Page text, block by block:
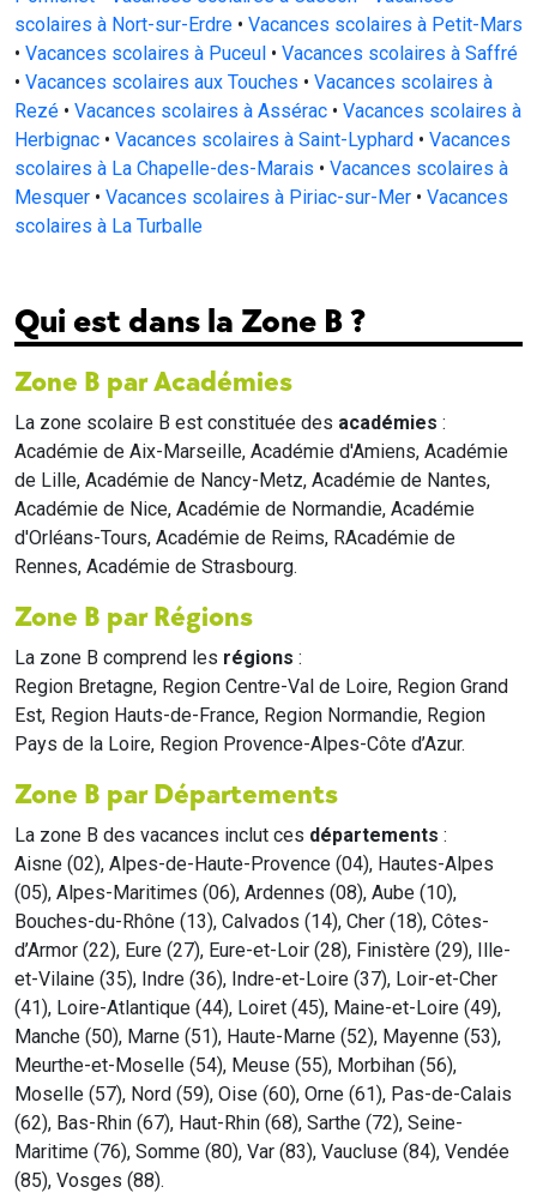
scolaires à Nort-sur-Erdre • Vacances scolaires à Petit-Mars
• Vacances scolaires à Puceul • Vacances scolaires à Saffré
• Vacances scolaires aux Touches • Vacances scolaires à
Rezé • Vacances scolaires à Assérac • Vacances scolaires à
Herbignac • Vacances scolaires à Saint-Lyphard • Vacances
scolaires à La Chapelle-des-Marais • Vacances scolaires à
Mesquer • Vacances scolaires à Piriac-sur-Mer • Vacances
scolaires à La Turballe
Qui est dans la Zone B ?
Zone B par Académies
La zone scolaire B est constituée des académies :
Académie de Aix-Marseille, Académie d'Amiens, Académie
de Lille, Académie de Nancy-Metz, Académie de Nantes,
Académie de Nice, Académie de Normandie, Académie
d'Orléans-Tours, Académie de Reims, RAcadémie de
Rennes, Académie de Strasbourg.
Zone B par Régions
La zone B comprend les régions :
Region Bretagne, Region Centre-Val de Loire, Region Grand
Est, Region Hauts-de-France, Region Normandie, Region
Pays de la Loire, Region Provence-Alpes-Côte d’Azur.
Zone B par Départements
La zone B des vacances inclut ces départements :
Aisne (02), Alpes-de-Haute-Provence (04), Hautes-Alpes
(05), Alpes-Maritimes (06), Ardennes (08), Aube (10),
Bouches-du-Rhône (13), Calvados (14), Cher (18), Côtes-
d’Armor (22), Eure (27), Eure-et-Loir (28), Finistère (29), Ille-
et-Vilaine (35), Indre (36), Indre-et-Loire (37), Loir-et-Cher
(41), Loire-Atlantique (44), Loiret (45), Maine-et-Loire (49),
Manche (50), Marne (51), Haute-Marne (52), Mayenne (53),
Meurthe-et-Moselle (54), Meuse (55), Morbihan (56),
Moselle (57), Nord (59), Oise (60), Orne (61), Pas-de-Calais
(62), Bas-Rhin (67), Haut-Rhin (68), Sarthe (72), Seine-
Maritime (76), Somme (80), Var (83), Vaucluse (84), Vendée
(85), Vosges (88).